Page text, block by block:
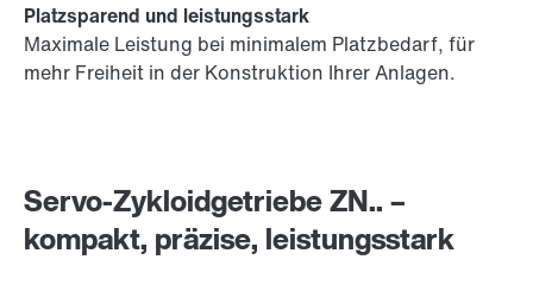
Servo-Zykloidgetriebe ZN.. –
kompakt, präzise, leistungsstark
Platzsparend und leistungsstark
Maximale Leistung bei minimalem Platzbedarf, für
mehr Freiheit in der Konstruktion Ihrer Anlagen.